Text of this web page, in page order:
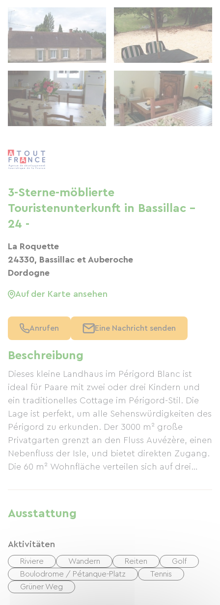
Beschreibung
Dieses kleine Landhaus im Périgord Blanc ist
ideal für Paare mit zwei oder drei Kindern und
ein traditionelles Cottage im Périgord-Stil. Die
Lage ist perfekt, um alle Sehenswürdigkeiten des
Périgord zu erkunden. Der 3000 m² große
Privatgarten grenzt an den Fluss Auvézère, einen
Nebenfluss der Isle, und bietet direkten Zugang.
Die 60 m² Wohnfläche verteilen sich auf drei
Schlafsofa) sowie ein Duschbad mit Duschkabine
Hochstuhl sind vorhanden. Zur Ausstattung
gehören ein Gasherd mit Backofen und
Dunstabzugshaube, ein Kühlschrank mit
Gefrierfach, eine Mikrowelle, eine
Ausstattung
Aktivitäten
Riviere Wandern Reiten
Golf
Boulodrome / Pétanque-Platz
Tennis
Grüner Weg
3-Sterne-möblierte
Touristenunterkunft in Bassillac -
24 -
La Roquette
24330, Bassillac et Auberoche
Dordogne
Auf der Karte ansehen
Anrufen Eine Nachricht senden